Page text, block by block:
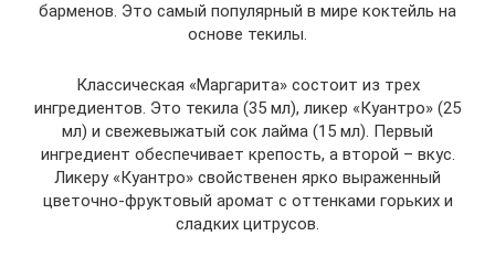
барменов. Это самый популярный в мире коктейль на
основе текилы.
Классическая «Маргарита» состоит из трех
ингредиентов. Это текила (35 мл), ликер «Куантро» (25
мл) и свежевыжатый сок лайма (15 мл). Первый
ингредиент обеспечивает крепость, а второй – вкус.
Ликеру «Куантро» свойственен ярко выраженный
цветочно-фруктовый аромат с оттенками горьких и
сладких цитрусов.